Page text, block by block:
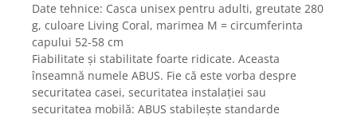
Incaltaminte femei
Ochelari de soare
Ochelari de vedere
Gaming, Carti & Birotica
Birotica & Papetarie
Date tehnice: Casca unisex pentru adulti, greutate 280
g, culoare Living Coral, marimea M = circumferinta
capului 52-58 cm​
Fiabilitate și stabilitate foarte ridicate. Aceasta
înseamnă numele ABUS. Fie că este vorba despre
securitatea casei, securitatea instalației sau
securitatea mobilă: ABUS stabilește standarde